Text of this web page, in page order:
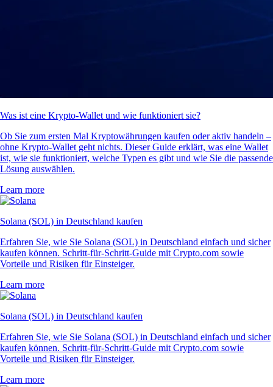
Was ist eine Krypto-Wallet und wie funktioniert sie?
Ob Sie zum ersten Mal Kryptowährungen kaufen oder aktiv handeln –
ohne Krypto-Wallet geht nichts. Dieser Guide erklärt, was eine Wallet
ist, wie sie funktioniert, welche Typen es gibt und wie Sie die passende
Lösung auswählen.
Learn more
Solana (SOL) in Deutschland kaufen
Erfahren Sie, wie Sie Solana (SOL) in Deutschland einfach und sicher
kaufen können. Schritt-für-Schritt-Guide mit Crypto.com sowie
Vorteile und Risiken für Einsteiger.
Learn more
Solana (SOL) in Deutschland kaufen
Erfahren Sie, wie Sie Solana (SOL) in Deutschland einfach und sicher
kaufen können. Schritt-für-Schritt-Guide mit Crypto.com sowie
Vorteile und Risiken für Einsteiger.
Learn more